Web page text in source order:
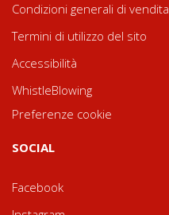
Condizioni generali di vendita
Termini di utilizzo del sito
Accessibilità
WhistleBlowing
Preferenze cookie
SOCIAL
Facebook